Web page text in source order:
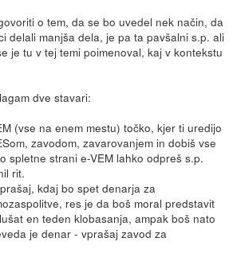
o tem, da se bo uvedel nek način, da
delali manjša dela, je pa ta pavšalni s.p. ali
je tu v tej temi poimenoval, kaj v kontekstu
dve stavari:
(vse na enem mestu) točko, kjer ti uredijo
zavodom, zavarovanjem in dobiš vse
spletne strani e-VEM lahko odpreš s.p.
rit.
kdaj bo spet denarja za
res je da boš moral predstavit
en teden klobasanja, ampak boš nato
je denar - vprašaj zavod za